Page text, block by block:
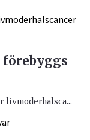
förebyggs
livmoderhalsca...